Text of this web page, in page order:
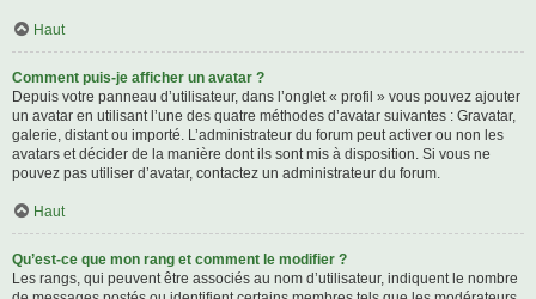
Haut
Comment puis-je afficher un avatar ?
Depuis votre panneau d’utilisateur, dans l’onglet « profil » vous pouvez ajouter
un avatar en utilisant l’une des quatre méthodes d’avatar suivantes : Gravatar,
galerie, distant ou importé. L’administrateur du forum peut activer ou non les
avatars et décider de la manière dont ils sont mis à disposition. Si vous ne
pouvez pas utiliser d’avatar, contactez un administrateur du forum.
Haut
Qu’est-ce que mon rang et comment le modifier ?
Les rangs, qui peuvent être associés au nom d’utilisateur, indiquent le nombre